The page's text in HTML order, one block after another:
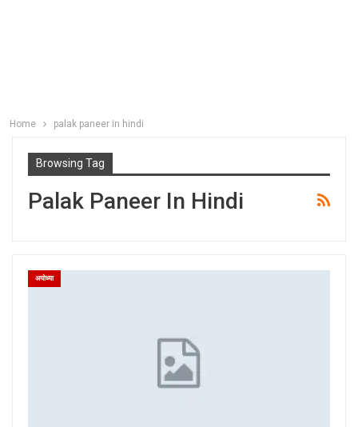
Home palak paneer in hindi
Browsing Tag
Palak Paneer In Hindi
अयोध्या